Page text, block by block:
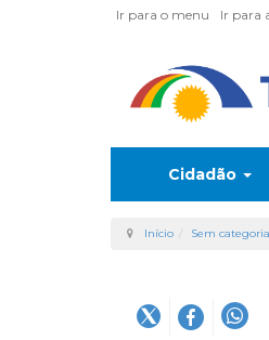
Ir para o menu Ir para
Cidadão
Início Sem categoria